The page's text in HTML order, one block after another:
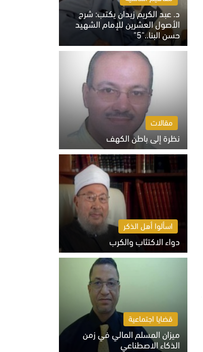
د. عبد الكريم زيدان يكتب: شرح
الأصول العشرين للإمام الشهيد
حسن البنا.."5"
السبت 8 أغسطس 2026 10:46 ص
مقالات
نظرة إلى باطن الكهف
السبت 8 أغسطس 2026 11:04 ص
اسألوا أهل الذكر
دواء الاكتئاب والكرب
السبت 8 أغسطس 2026 10:54 ص
قضايا اجتماعية
ميزان المسلم المالي في زمن
الذكاء الاصطناعي